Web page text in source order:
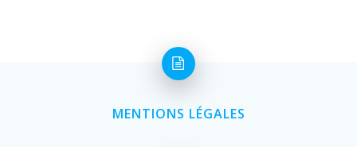
MENTIONS LÉGALES